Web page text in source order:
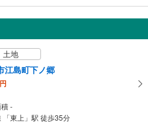
土地
江島町下ノ郷
-
「東上」駅 徒歩35分